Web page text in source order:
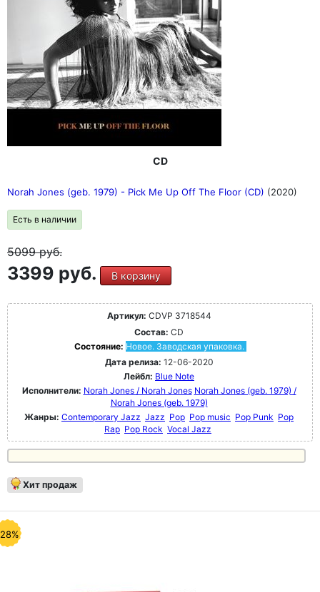
CD
Norah Jones (geb. 1979) - Pick Me Up Off The Floor (CD) (2020)
Есть в наличии
5099руб.
3399 руб. В корзину
Артикул: CDVP 3718544
Состав: CD
Состояние: Новое. Заводская упаковка.
Дата релиза: 12-06-2020
Лейбл: Blue Note
Исполнители: Norah Jones / Norah Jones Norah Jones (geb. 1979) /
Norah Jones (geb. 1979)
Жанры: Contemporary Jazz Jazz Pop Pop music Pop Punk Pop
Rap Pop Rock Vocal Jazz
Хит продаж